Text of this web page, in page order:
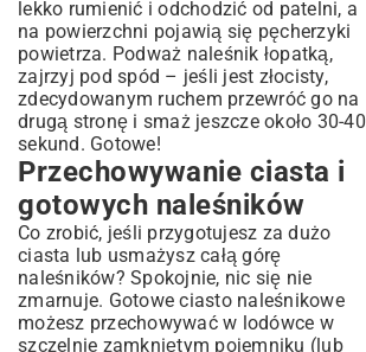
lekko rumienić i odchodzić od patelni, a
na powierzchni pojawią się pęcherzyki
powietrza. Podważ naleśnik łopatką,
zajrzyj pod spód – jeśli jest złocisty,
zdecydowanym ruchem przewróć go na
drugą stronę i smaż jeszcze około 30-40
sekund. Gotowe!
Przechowywanie ciasta i
gotowych naleśników
Co zrobić, jeśli przygotujesz za dużo
ciasta lub usmażysz całą górę
naleśników? Spokojnie, nic się nie
zmarnuje. Gotowe ciasto naleśnikowe
możesz przechowywać w lodówce w
szczelnie zamkniętym pojemniku (lub